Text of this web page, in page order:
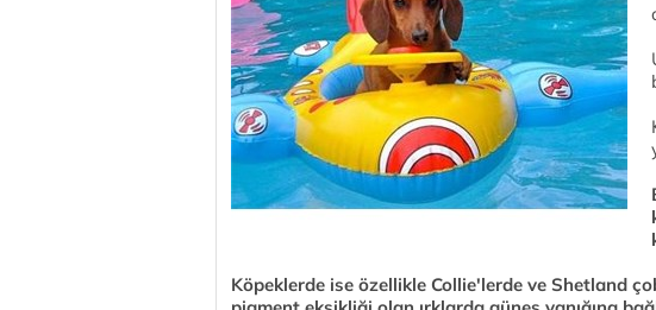
Köpeklerde ise özellikle Collie'lerde ve Shetland